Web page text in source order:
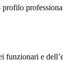
profilo
funzionari e